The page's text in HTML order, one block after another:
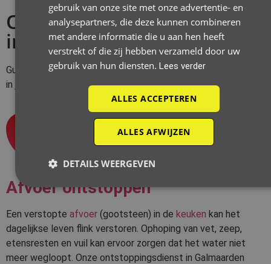
Onze ontstoppingsdiensten
in Galmaarden
Guido De Wever biedt allerhandeontstoppingsdiensten
in jouw regio.
1
Afvoer ontstoppen
Een verstopte afvoer (gootsteen) in de keuken kan het
dagelijkse leven flink verstoren. Ophoping van vet, zeep,
etensresten en vuil kan ervoor zorgen dat het water niet
meer wegloopt. Onze ontstoppingsdienst in Galmaarden
gebruik van onze site met onze advertentie- en
analysepartners, die deze kunnen combineren
met andere informatie die u aan hen heeft
verstrekt of die zij hebben verzameld door uw
gebruik van hun diensten.Lees verder
ALLES ACCEPTEREN
ALLES AFWIJZEN
DETAILS WEERGEVEN